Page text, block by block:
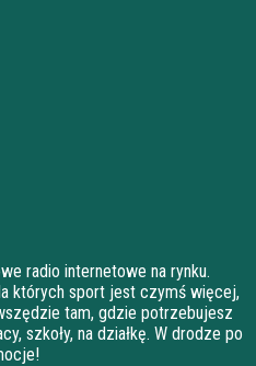
radio internetowe na rynku.
których sport jest czymś więcej,
tam, gdzie potrzebujesz
szkoły, na działkę. W drodze po